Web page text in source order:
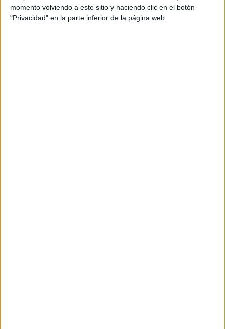
momento volviendo a este sitio y haciendo clic en el botón
"Privacidad" en la parte inferior de la página web.